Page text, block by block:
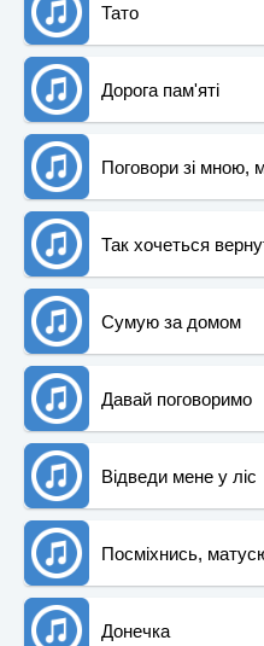
Тато
Дорога пам'яті
Поговори зі мною,
Так хочеться
Сумую за домом
Давай поговоримо
Відведи мене у ліс
Посміхнись,
Донечка